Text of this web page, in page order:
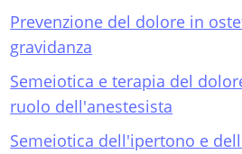
Prevenzione del dolore in
gravidanza
Semeiotica e terapia del
ruolo dell'anestesista
Semeiotica dell'ipertono e